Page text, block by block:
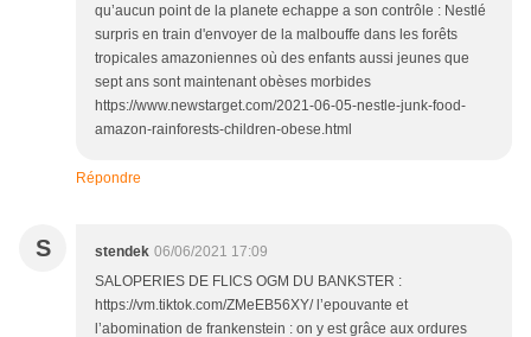
qu’aucun point de la planete echappe a son contrôle : Nestlé
surpris en train d'envoyer de la malbouffe dans les forêts
tropicales amazoniennes où des enfants aussi jeunes que
sept ans sont maintenant obèses morbides
https://www.newstarget.com/2021-06-05-nestle-junk-food-
amazon-rainforests-children-obese.html
Répondre
S stendek 06/06/2021 17:09
SALOPERIES DE FLICS OGM DU BANKSTER :
https://vm.tiktok.com/ZMeEB56XY/ l’epouvante et
l’abomination de frankenstein : on y est grâce aux ordures